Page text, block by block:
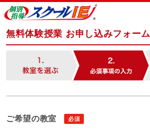
無料体験授業 お申し込みフォーム
ご希望の教室